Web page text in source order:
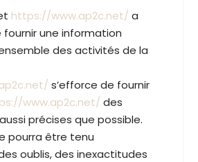
https://www.ap2c.net/ a
une information
des activités de la
s’efforce de fournir
www.ap2c.net/ des
précises que possible.
pourra être tenu
oublis, des inexactitudes